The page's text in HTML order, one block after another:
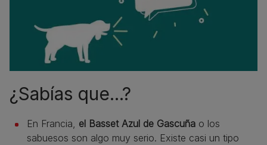
¿Sabías que...?
En Francia, el Basset Azul de Gascuña o los
sabuesos son algo muy serio. Existe casi un tipo